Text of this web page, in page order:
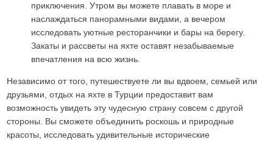
приключения. Утром вы можете плавать в море и
наслаждаться панорамными видами, а вечером
исследовать уютные ресторанчики и бары на берегу.
Закаты и рассветы на яхте оставят незабываемые
впечатления на всю жизнь.
Независимо от того, путешествуете ли вы вдвоем, семьей или
друзьями, отдых на яхте в Турции предоставит вам
возможность увидеть эту чудесную страну совсем с другой
стороны. Вы сможете объединить роскошь и природные
красоты, исследовать удивительные исторические